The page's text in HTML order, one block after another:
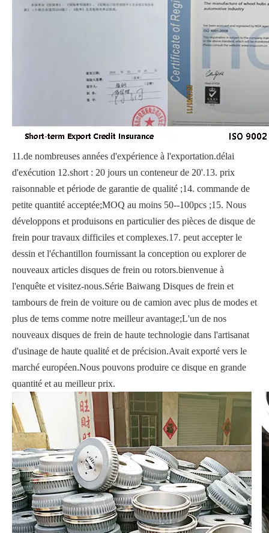
11.de nombreuses années d'expérience à l'exportation.délai
d'exécution 12.short : 20 jours un conteneur de 20'.13. prix
raisonnable et période de garantie de qualité ;14. commande de
petite quantité acceptée;MOQ au moins 50--100pcs ;15. Nous
développons et produisons en particulier des pièces de disque de
frein pour travaux difficiles et complexes.17. peut accepter le
dessin et l'échantillon fournissant la conception ou explorer de
nouveaux articles disques de frein ou rotors.bienvenue à
l'enquête et visitez-nous.Série Baiwang Disques de frein et
tambours de frein de voiture ou de camion avec plus de modes et
plus de tems comme notre meilleur avantage;L'un de nos
nouveaux disques de frein de haute technologie dans l'artisanat
d'usinage de haute qualité et de précision.Avait exporté vers le
marché européen.Nous pouvons produire ce disque en grande
quantité et au meilleur prix.